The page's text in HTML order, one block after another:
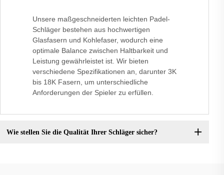
Unsere maßgeschneiderten leichten Padel-
Schläger bestehen aus hochwertigen
Glasfasern und Kohlefaser, wodurch eine
optimale Balance zwischen Haltbarkeit und
Leistung gewährleistet ist. Wir bieten
verschiedene Spezifikationen an, darunter 3K
bis 18K Fasern, um unterschiedliche
Anforderungen der Spieler zu erfüllen.
Wie stellen Sie die Qualität Ihrer Schläger sicher?